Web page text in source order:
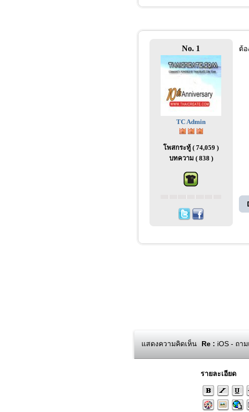
No. 1
TC Admin
โพสกระทู้ ( 74,059 )
บทความ ( 838 )
ต้อ
แสดงความคิดเห็น Re : iOS - ถา
รายละเอียด